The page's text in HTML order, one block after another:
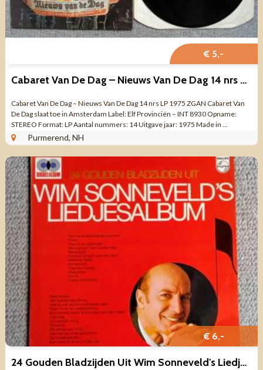
€ 5,-
Cabaret Van De Dag – Nieuws Van De Dag 14 nrs LP 1975 ZGAN
Cabaret Van De Dag – Nieuws Van De Dag 14 nrs LP 1975 ZGAN Cabaret Van
De Dag slaat toe in Amsterdam Label: Elf Provinciën – INT 8930 Opname:
STEREO Format: LP Aantal nummers: 14 Uitgave jaar: 1975 Made in ...
Purmerend, NH
€ 6,-
24 Gouden Bladzijden Uit Wim Sonneveld's Liedjesalbum 2LP ZGAN